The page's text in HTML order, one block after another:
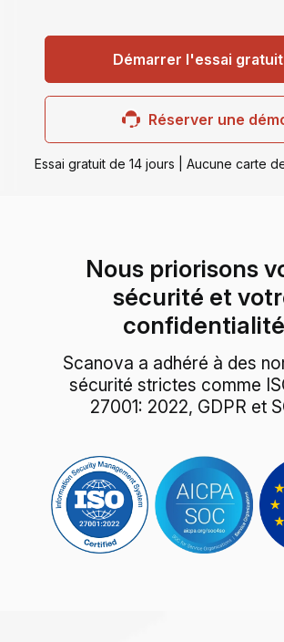
Démarrer l'essai gratuit
Réserver une
Essai gratuit de 14 jours | Aucune carte
Nous priorisons
sécurité et
confidentialité
Scanova a adhéré à des
sécurité strictes comme
27001: 2022, GDPR et